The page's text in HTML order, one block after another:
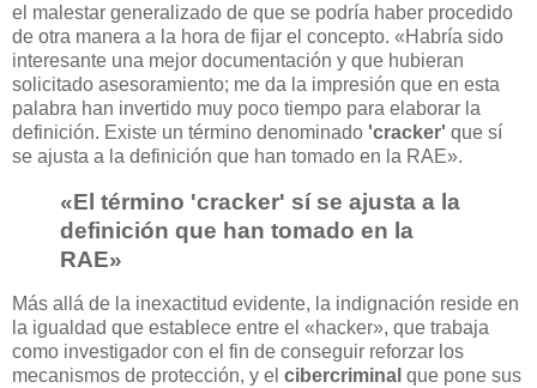
el malestar generalizado de que se podría haber procedido
de otra manera a la hora de fijar el concepto. «Habría sido
interesante una mejor documentación y que hubieran
solicitado asesoramiento; me da la impresión que en esta
palabra han invertido muy poco tiempo para elaborar la
definición. Existe un término denominado 'cracker' que sí
se ajusta a la definición que han tomado en la RAE».
«El término 'cracker' sí se ajusta a la
definición que han tomado en la
RAE»
Más allá de la inexactitud evidente, la indignación reside en
la igualdad que establece entre el «hacker», que trabaja
como investigador con el fin de conseguir reforzar los
mecanismos de protección, y el cibercriminal que pone sus